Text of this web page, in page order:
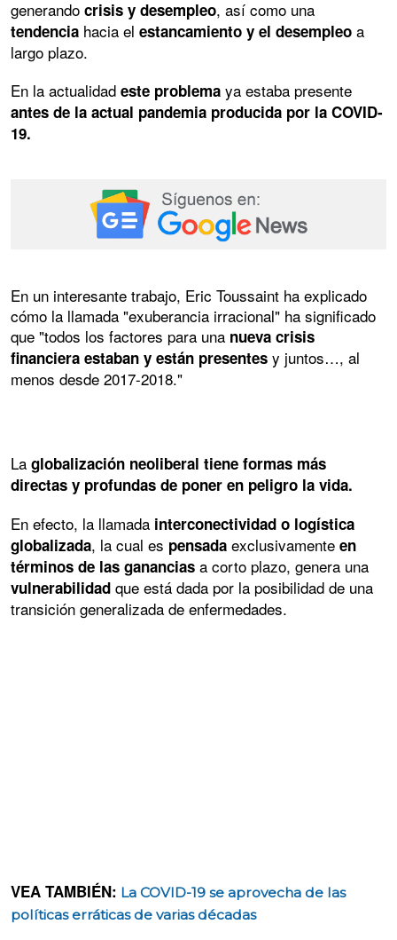
generando crisis y desempleo, así como una
tendencia hacia el estancamiento y el desempleo a
largo plazo.
En la actualidad este problema ya estaba presente
antes de la actual pandemia producida por la COVID-
19.
En un interesante trabajo, Eric Toussaint ha explicado
cómo la llamada "exuberancia irracional" ha significado
que "todos los factores para una nueva crisis
financiera estaban y están presentes y juntos…, al
menos desde 2017-2018."
La globalización neoliberal tiene formas más
directas y profundas de poner en peligro la vida.
En efecto, la llamada interconectividad o logística
globalizada, la cual es pensada exclusivamente en
términos de las ganancias a corto plazo, genera una
vulnerabilidad que está dada por la posibilidad de una
transición generalizada de enfermedades.
VEA TAMBIÉN: La COVID-19 se aprovecha de las
políticas erráticas de varias décadas